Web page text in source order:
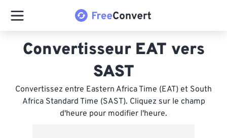
Convertisseur EAT vers
SAST
Convertissez entre Eastern Africa Time (EAT) et South
Africa Standard Time (SAST). Cliquez sur le champ
d'heure pour modifier l'heure.